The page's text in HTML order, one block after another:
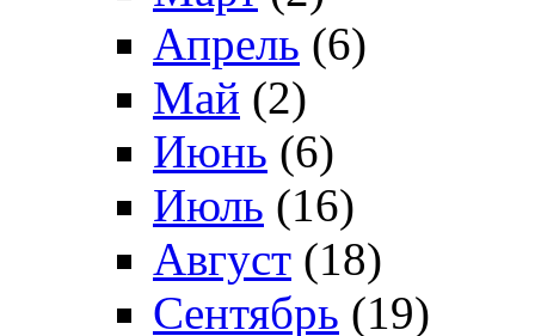
Апрель (6)
Май (2)
Июнь (6)
Июль (16)
Август (18)
Сентябрь (19)